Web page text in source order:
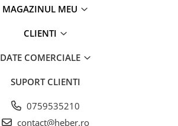
MAGAZINUL MEU
CLIENTI
DATE COMERCIALE
SUPORT CLIENTI
0759535210
contact@heber.ro